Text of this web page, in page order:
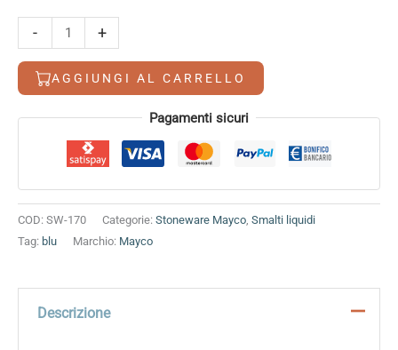
-
Hydrangea
quantità
+
AGGIUNGI AL CARRELLO
Alternative: Pagamenti sicuri
COD: SW-170 Categorie: Stoneware Mayco, Smalti liquidi
Tag: blu Marchio: Mayco
Descrizione